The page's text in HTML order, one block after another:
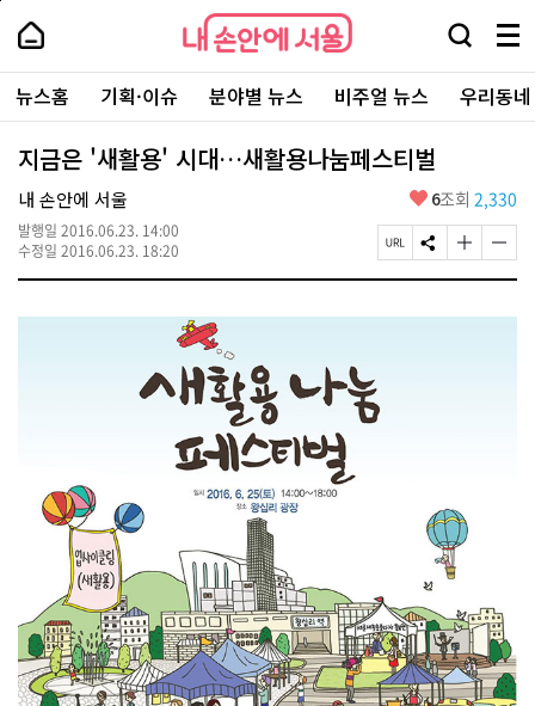
본
로
가
내
손
안
에
서
울
-
서
울
시
대
표
소
포
내
손
에
울
검
창
열
기
메
뉴
전
체
보
주
요
서
뉴스홈 기획·이슈 분야별 뉴스 비주얼 뉴스 우리동
지금은 '새활용' 시대…새활용나눔페스티벌
내 손안에 서울
발행일 2016.06.23. 14:00
수정일 2016.06.23. 18:20
좋
요
6조회 2,330
페
이
U
S
N
공
글
자
기
글
자
기
페
상
단
로